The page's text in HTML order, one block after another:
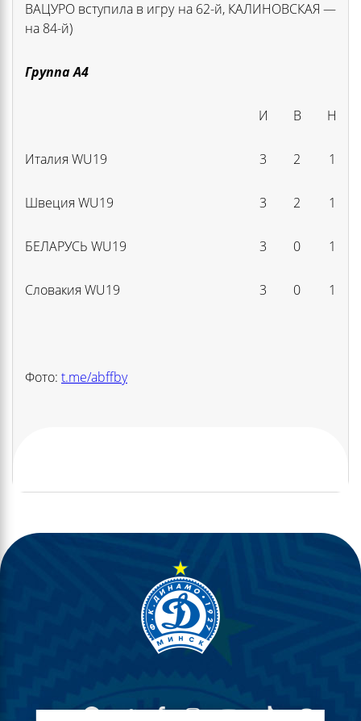
ВАЦУРО вступила в игру на 62-й, КАЛИНОВСКАЯ —
на 84-й)
Группа А4
И В Н
Италия WU19 3 2 1
Швеция WU19 3 2 1
БЕЛАРУСЬ WU19 3 0 1
Словакия WU19 3 0 1
Фото: t.me/abffby